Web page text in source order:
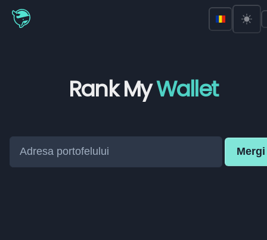
Rank MyWallet
Mergi